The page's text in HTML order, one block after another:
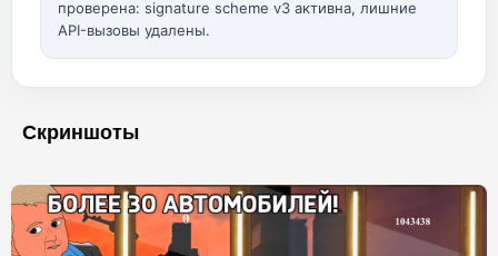
проверена: signature scheme v3 активна, лишние
API-вызовы удалены.
Скриншоты